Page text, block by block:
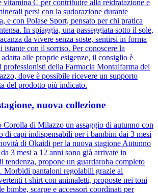
vitamina C per contribuire alla reidratazione e
persi con la sudorazione durante
e con Polase Sport, pensato per chi pratica
In spiaggia, una passeggiata sotto il sole,
da vivere senza soste, sentirsi in forma
con il sorriso. Per conoscere la
alle proprie esigenze, il consiglio è
della Farmacia Montalfarma del
dove è possibile ricevere un supporto
del prodotto più indicato.
nuova collezione
Corolla di Milazzo un assaggio di autunno con
di capi indispensabili per i bambini dai 3 mesi
di Okaidi per la nuova stagione Autunno
3 mesi a 12 anni sono già arrivate in
tendenza, propone un guardaroba completo
Morbidi pantaloni regolabili grazie ai
t-shirt con animaletti, proposte nei toni
bimbe, scarpe e accessori coordinati per